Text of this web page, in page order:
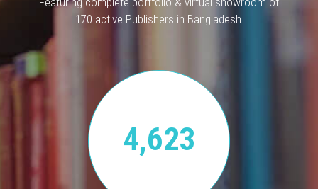
170 active Publishers in Bangladesh.
4,623